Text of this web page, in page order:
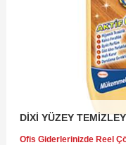
DİXİ YÜZEY
Ofis Giderlerinizde Reel